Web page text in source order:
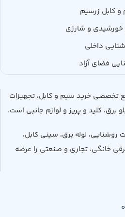
فنی
سه فاز 30 کاوا
با دقت بالا،
ترانس اتوماتیک سه فاز پرنیک مدل 3XP-
موجود در بازار است. این
تثبیت مستقل ولتاژ هر فاز،
عملکرد پایدار، امنیت تجهیزات
تضمین می‌کند.
رسمی پرنیک
قرار می‌دهد تا با اطمینان کامل،
کابل زرسیم
خورشیدی و شارژی
داخلی
فضای آزاد
تخصصی خرید سیم و کابل، تجهیزات
برق، کلید و پریز و لوازم جانبی است.
روشنایی، لوله برق، سینی کابل،
خانگی، تجاری و صنعتی را عرضه